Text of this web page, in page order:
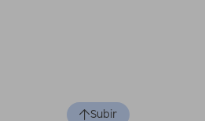
Subir